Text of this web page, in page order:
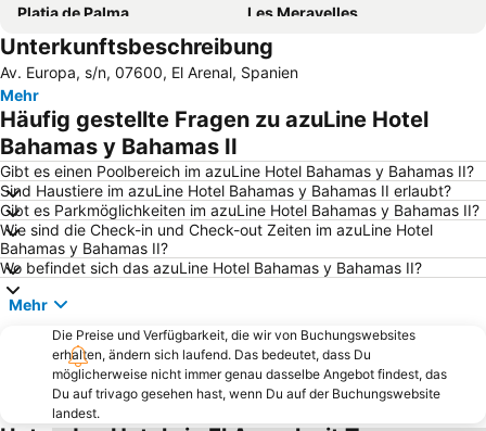
Platja de Palma
Les Meravelles
Hafen von Port de Soller
Es Trenc
Bamboleo
Cala Fornells
Platja Palmira o Platja Peguera Palmira o Platja des Pouet
Hafen von Andratx
Cala d'Or
Strand von Santa Ponça
S´Arenal
Portixol
Foners
Strand von Can Picafort
Cala Major
Platja d'Alcudia
Kathedrale Sa Seu
Santa Catalina
Es Pil larí
Palma City Sightseeing
Strand von Valdemossa
Strand von Magalluf
Riu Palace
Cala Deiá
RIU Center
Cala Pi' de Llucmajor
Unterkunftsbeschreibung
Av. Europa, s/n, 07600, El Arenal, Spanien
Mehr
Häufig gestellte Fragen zu azuLine Hotel
Bahamas y Bahamas II
Gibt es einen Poolbereich im azuLine Hotel Bahamas y Bahamas II?
Sind Haustiere im azuLine Hotel Bahamas y Bahamas II erlaubt?
Gibt es Parkmöglichkeiten im azuLine Hotel Bahamas y Bahamas II?
Wie sind die Check-in und Check-out Zeiten im azuLine Hotel
Bahamas y Bahamas II?
Wo befindet sich das azuLine Hotel Bahamas y Bahamas II?
Mehr
Die Preise und Verfügbarkeit, die wir von Buchungswebsites
erhalten, ändern sich laufend. Das bedeutet, dass Du
möglicherweise nicht immer genau dasselbe Angebot findest, das
Du auf trivago gesehen hast, wenn Du auf der Buchungswebsite
landest.